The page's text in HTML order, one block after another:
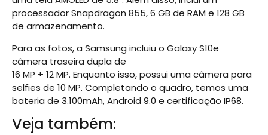
processador Snapdragon 855, 6 GB de RAM e 128 GB
de armazenamento.
Para as fotos, a Samsung incluiu o Galaxy S10e
câmera traseira dupla de
16 MP + 12 MP. Enquanto isso, possui uma câmera para
selfies de 10 MP. Completando o quadro, temos uma
bateria de 3.100mAh, Android 9.0 e certificação IP68.
Veja também: